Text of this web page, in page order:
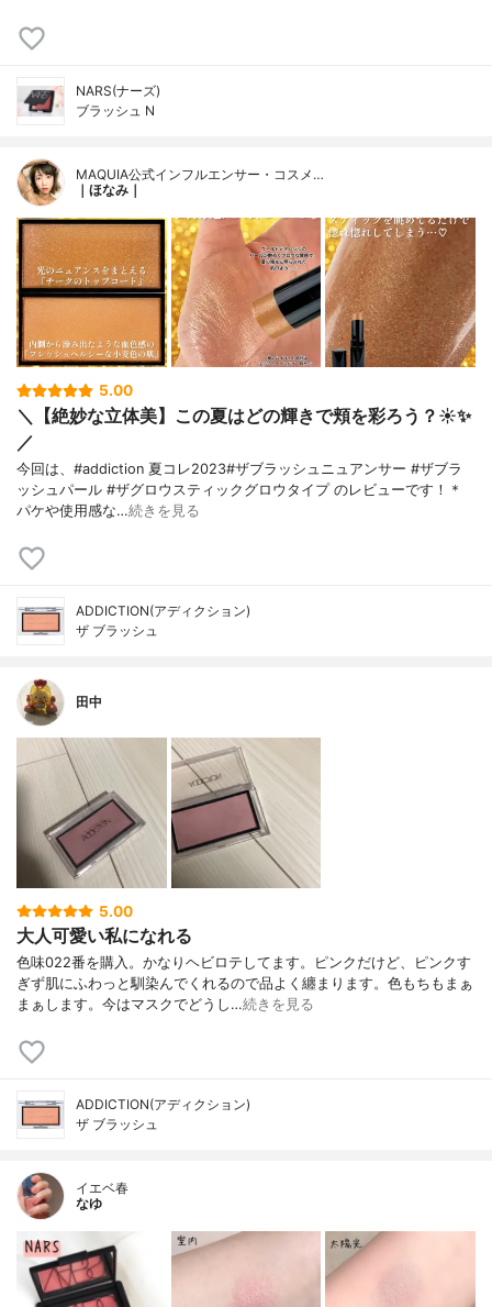
NARS(ナーズ)
ブラッシュ N
MAQUIA公式インフルエンサー・コスメ…
｜ほなみ｜
5.00
＼【絶妙な立体美】この夏はどの輝きで頬を彩ろう？☀️✨
／
今回は、#addiction 夏コレ2023#ザブラッシュニュアンサー #ザブラ
ッシュパール #ザグロウスティックグロウタイプ のレビューです！＊
パケや使用感な…続きを見る
ADDICTION(アディクション)
ザ ブラッシュ
田中
5.00
大人可愛い私になれる
色味022番を購入。かなりヘビロテしてます。ピンクだけど、ピンクす
ぎず肌にふわっと馴染んでくれるので品よく纏まります。色もちもまぁ
まぁします。今はマスクでどうし…続きを見る
ADDICTION(アディクション)
ザ ブラッシュ
イエベ春
なゆ